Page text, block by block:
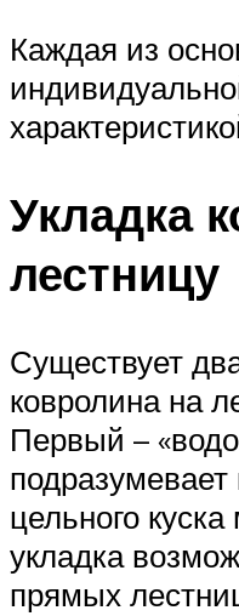
Каждая из
Укладка
лестницу
Существует
ковролина на
Первый –
цельного
укладка
прямых